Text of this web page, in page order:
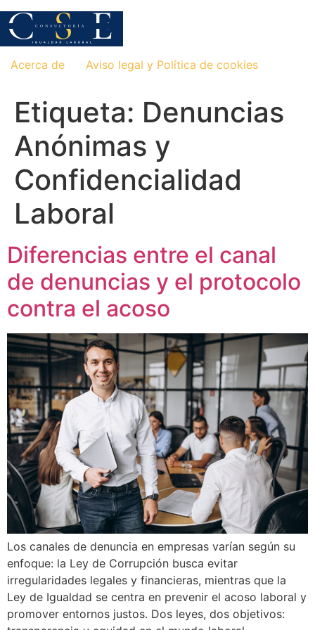
Saltar
contenido
Acerca de
Aviso legal y Política de cookies
Etiqueta: Denuncias
Anónimas y
Confidencialidad
Laboral
Diferencias entre el canal
de denuncias y el protocolo
contra el acoso
Los canales de denuncia en empresas varían según su
enfoque: la Ley de Corrupción busca evitar
irregularidades legales y financieras, mientras que la
Ley de Igualdad se centra en prevenir el acoso laboral y
promover entornos justos. Dos leyes, dos objetivos: